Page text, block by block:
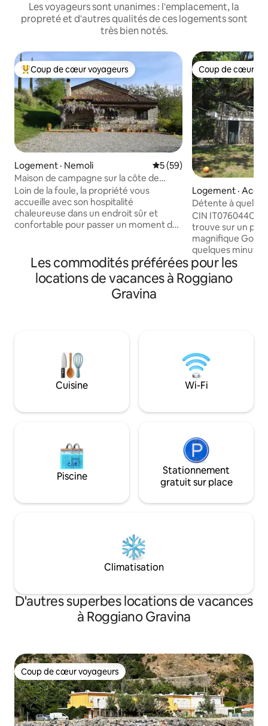
Les voyageurs sont unanimes : l'emplacement, la
propreté et d'autres qualités de ces logements sont
très bien notés.
Coup de cœur voyageurs parmi les plus aimés
Coup de cœur voyageurs
Logement · Nemoli Note moyenne de 5 sur 5,
5 (59)
Maison de campagne sur la côte de
Maratea
Loin de la foule, la propriété vous
accueille avec son hospitalité
chaleureuse dans un endroit sûr et
confortable pour passer un moment de
efficaces. Explorez la région verdoyante
de la Basilicate et ses paysages variés, de
la côte maritime aux bois anciens du
parc national du Pollino. Notre
les visites à vélo. Chargeur pour véhicule
électrique disponible sur demande.
Coup de cœur
Coup de cœur
Logement ·
Détente à
CIN
trouve sur un
magnifique Golfo
quelques minutes
Porticello. Elle
végétation
privé.
Bien sûr, notre
pour les couples
Les commodités préférées pour les
locations de vacances à Roggiano
Gravina
Cuisine Wi-Fi
Piscine
Stationnement
gratuit sur place
Climatisation
D'autres superbes locations de vacances
à Roggiano Gravina
Coup de cœur voyageurs
Coup de cœur voyageurs